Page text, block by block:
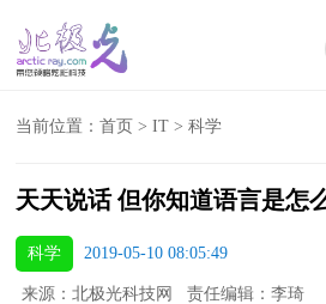
当前位置：首页 >IT >科学
天天说话 但你知道语言是怎
科学 2019-05-10 08:05:49
来源：北极光科技网 责任编辑：李琦